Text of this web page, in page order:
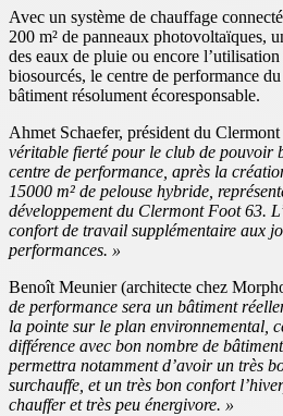
Avec un système de chauffage
200 m² de panneaux photovoltaïques,
des eaux de pluie ou encore
biosourcés, le centre de performance
bâtiment résolument écoresponsable.
Ahmet Schaefer, président du
véritable fierté pour le club de pouvoir
centre de performance, après la
15000 m² de pelouse hybride,
développement du Clermont Foot 63.
confort de travail supplémentaire aux
performances. »
Benoît Meunier (architecte chez
de performance sera un bâtiment
la pointe sur le plan environnemental,
différence avec bon nombre de
permettra notamment d’avoir un très
surchauffe, et un très bon confort
chauffer et très peu énergivore. »